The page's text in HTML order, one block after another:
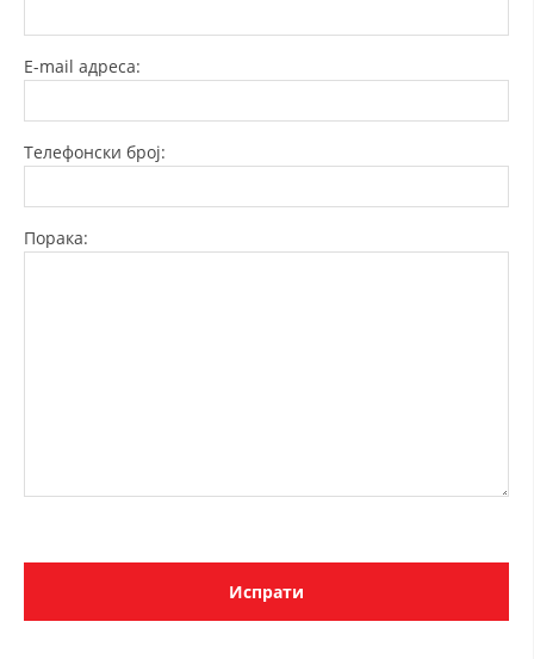
ИСТОРИЈАТ НА ЦКРМ
ИСТОРИЈАТ НА ДВИЖЕЊЕТО
СОБРАНИЕ
E-mail адреса:
Телефонски број:
Порака: